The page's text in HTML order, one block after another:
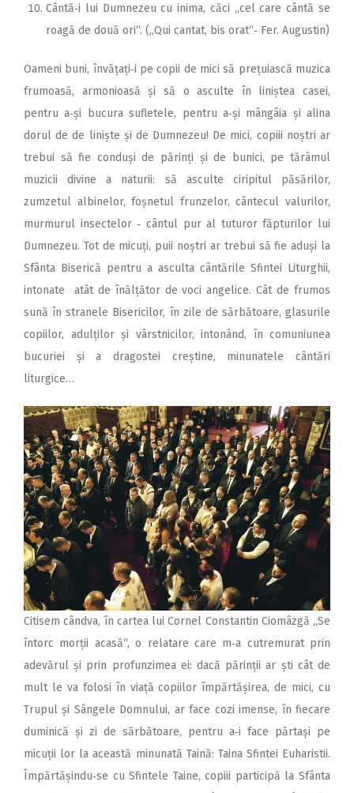
Cântă‑i lui Dum­nezeu cu inima, căci ,,cel care cântă se
roagă de două ori“. (,,Qui cantat, bis orat“‑ Fer. Augustin)
Oameni buni, învățați‑i pe copii de mici să prețuiască muzica
frumoasă, armonioasă și să o asculte în liniștea casei,
pentru a‑și bucura sufletele, pentru a‑și mângâia și alina
dorul de de liniște și de Dumnezeu! De mici, copiii noștri ar
trebui să fie conduși de părinți și de bunici, pe tărâmul
muzicii divine a naturii: să asculte ciripitul păsărilor,
zumzetul albinelor, foșnetul frunzelor, cântecul valurilor,
murmurul insectelor ‑ cântul pur al tuturor făpturilor lui
Dumnezeu. Tot de micuți, puii noștri ar trebui să fie aduși la
Sfânta Biserică pentru a asculta cântările Sfintei Liturghii,
intonate atât de înălțător de voci angelice. Cât de frumos
sună în stranele Bisericilor, în zile de sărbătoare, glasurile
copiilor, adulților și vârstnicilor, intonând, în comuniunea
bucuriei și a dragostei creștine, minunatele cântări
liturgice…
Citisem cândva, în cartea lui Cornel Constantin Ciomâzgă ,,Se
întorc morții acasă“, o relatare care m‑a cutremurat prin
adevărul și prin profunzimea ei: dacă părinții ar ști cât de
mult le va folosi în viață copiilor împărtășirea, de mici, cu
Trupul și Sângele Domnului, ar face cozi imense, în fiecare
duminică și zi de sărbătoare, pentru a‑i face părtași pe
micuții lor la această minunată Taină: Taina Sfintei Euharistii.
Împărtășindu‑se cu Sfintele Taine, copiii participă la Sfânta